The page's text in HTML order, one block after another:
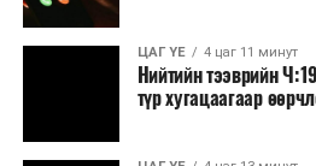
Заавал олгохоос бусад
Санхүүгийн хэмнэлтийн
арванхоёрдугаар сарын 31
хамрагдахгүй бөгөөд
ЦАГ ҮЕ 4 цаг 11 минут
Нийтийн тээврийн
түр хугацаагаар